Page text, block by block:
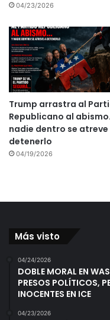
04/23/2026
Trump arrastra al
Republicano al
nadie dentro se atreve
detenerlo
04/19/2026
Más visto
04/24/2026
DOBLE MORAL EN
PRESOS POLÍTICOS,
INOCENTES EN ICE
04/23/2026